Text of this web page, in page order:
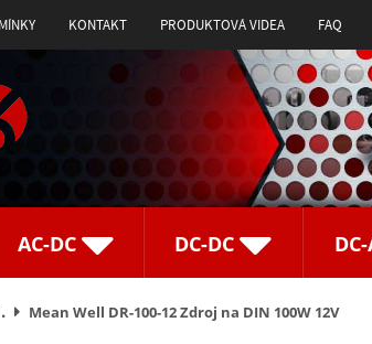
KONTAKT PRODUKTOVÁ VIDEA FAQ
AC-DC DC-DC
Mean Well DR-100-12 Zdroj na DIN 100W 12V